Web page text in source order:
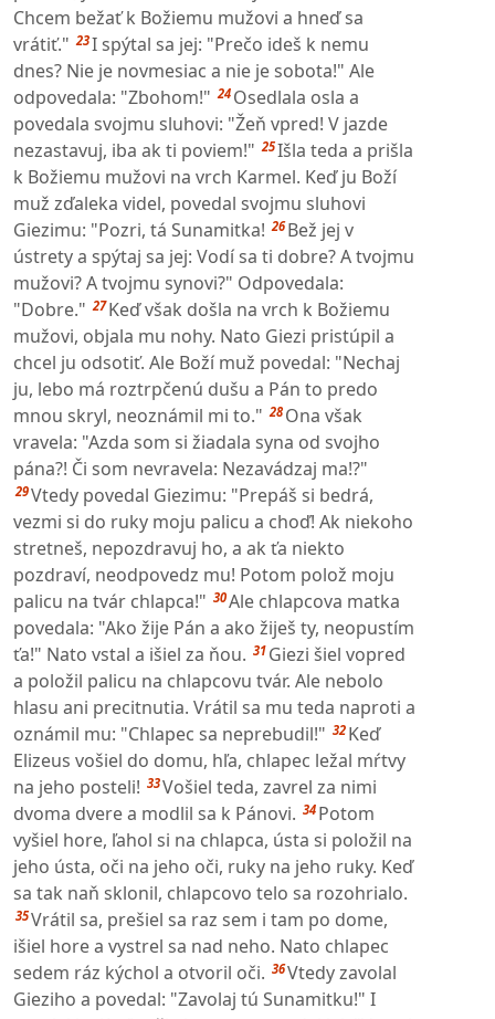
Chcem bežať k Božiemu mužovi a hneď sa
vrátiť." 23I spýtal sa jej: "Prečo ideš k nemu
dnes? Nie je novmesiac a nie je sobota!" Ale
odpovedala: "Zbohom!" 24 Osedlala osla a
povedala svojmu sluhovi: "Žeň vpred! V jazde
nezastavuj, iba ak ti poviem!" 25Išla teda a prišla
k Božiemu mužovi na vrch Karmel. Keď ju Boží
muž zďaleka videl, povedal svojmu sluhovi
Giezimu: "Pozri, tá Sunamitka! 26 Bež jej v
ústrety a spýtaj sa jej: Vodí sa ti dobre? A tvojmu
mužovi? A tvojmu synovi?" Odpovedala:
"Dobre." 27 Keď však došla na vrch k Božiemu
mužovi, objala mu nohy. Nato Giezi pristúpil a
chcel ju odsotiť. Ale Boží muž povedal: "Nechaj
ju, lebo má roztrpčenú dušu a Pán to predo
mnou skryl, neoznámil mi to." 28 Ona však
vravela: "Azda som si žiadala syna od svojho
pána?! Či som nevravela: Nezavádzaj ma!?"
29Vtedy povedal Giezimu: "Prepáš si bedrá,
vezmi si do ruky moju palicu a choď! Ak niekoho
stretneš, nepozdravuj ho, a ak ťa niekto
pozdraví, neodpovedz mu! Potom polož moju
palicu na tvár chlapca!" 30Ale chlapcova matka
povedala: "Ako žije Pán a ako žiješ ty, neopustím
ťa!" Nato vstal a išiel za ňou. 31 Giezi šiel vopred
a položil palicu na chlapcovu tvár. Ale nebolo
hlasu ani precitnutia. Vrátil sa mu teda naproti a
oznámil mu: "Chlapec sa neprebudil!" 32 Keď
Elizeus vošiel do domu, hľa, chlapec ležal mŕtvy
na jeho posteli! 33Vošiel teda, zavrel za nimi
dvoma dvere a modlil sa k Pánovi. 34 Potom
vyšiel hore, ľahol si na chlapca, ústa si položil na
jeho ústa, oči na jeho oči, ruky na jeho ruky. Keď
sa tak naň sklonil, chlapcovo telo sa rozohrialo.
35Vrátil sa, prešiel sa raz sem i tam po dome,
išiel hore a vystrel sa nad neho. Nato chlapec
sedem ráz kýchol a otvoril oči. 36Vtedy zavolal
Gieziho a povedal: "Zavolaj tú Sunamitku!" I